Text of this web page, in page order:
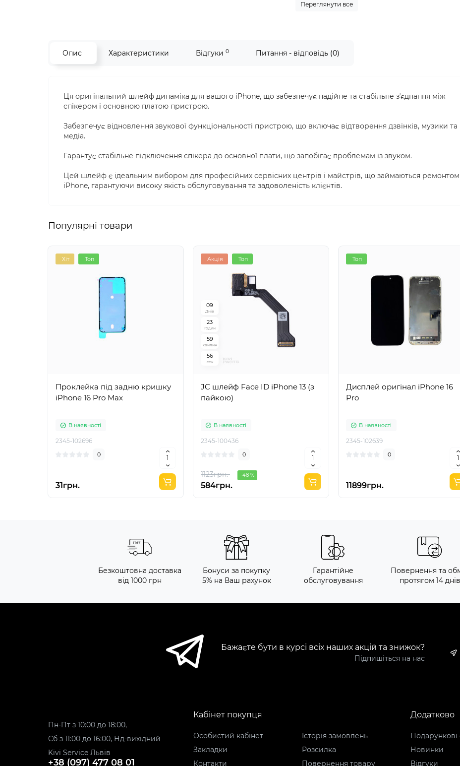
Переглянути все
Опис Характеристики Відгуки 0 Питання - відповідь (0)
Ця оригінальний шлейф динаміка для вашого iPhone, що забезпечує надійне та стабільне зʼєднання між
спікером і основною платою пристрою.
Забезпечує відновлення звукової функціональності пристрою, що включає відтворення дзвінків, музики та
медіа.
Гарантує стабільне підключення спікера до основної плати, що запобігає проблемам із звуком.
Цей шлейф є ідеальним вибором для професійних сервісних центрів і майстрів, що займаються ремонтом
iPhone, гарантуючи високу якість обслуговування та задоволеність клієнтів.
Популярні товари
Хіт Топ
Проклейка під задню кришку
iPhone 16 Pro Max
В наявності
2345-102696
0
31грн.
Акція Топ
09
Днів
23
Годин
59
хвилин
55
сек
JC шлейф Face ID iPhone 13 (з
пайкою)
В наявності
2345-100436
0
1123грн. -48 %
584грн.
Топ
Дисплей оригінал iPhone 16
Pro
В наявності
2345-102639
0
11899грн.
Безкоштовна доставка
від 1000 грн
Бонуси за покупку
5% на Ваш рахунок
Гарантійне
обслуговування
Повернення та
протягом 14 днів
Бажаєте бути в курсі всіх наших акцій та знижок?
Підпишіться на нас
Пн-Пт з 10:00 до 18:00,
Сб з 11:00 до 16:00, Нд-вихідний
Kivi Service Львів
+38 (097) 477 08 01
Кабінет покупця
Особистий кабінет
Історія замовлень
Закладки
Розсилка
Контакти
Повернення товару
Додатково
Подарункові
Новинки
Відгуки